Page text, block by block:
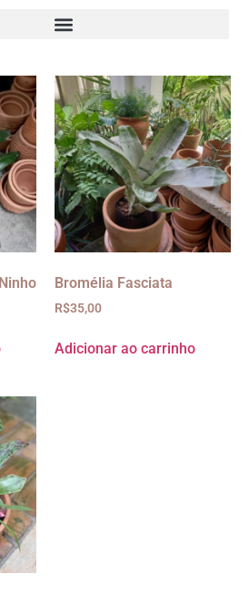
Bromélia Fasciata
R$35,00
Adicionar ao carrinho